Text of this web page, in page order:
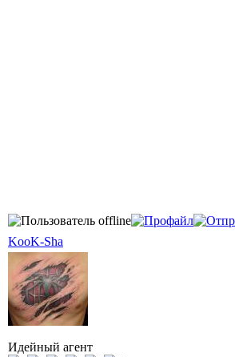
KooK-Sha
Идейный агент